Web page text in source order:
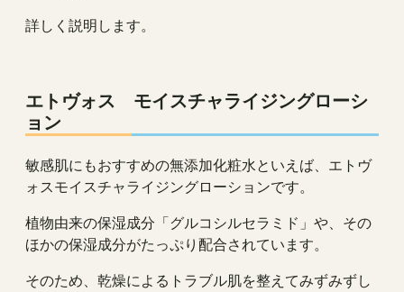
詳しく説明します。
エトヴォス モイスチャライジングローシ
ョン
敏感肌にもおすすめの無添加化粧水といえば、エトヴ
ォスモイスチャライジングローションです。
植物由来の保湿成分「グルコシルセラミド」や、その
ほかの保湿成分がたっぷり配合されています。
そのため、乾燥によるトラブル肌を整えてみずみずし